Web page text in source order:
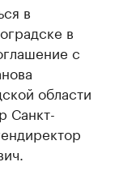
в
в
с
области
Санкт-